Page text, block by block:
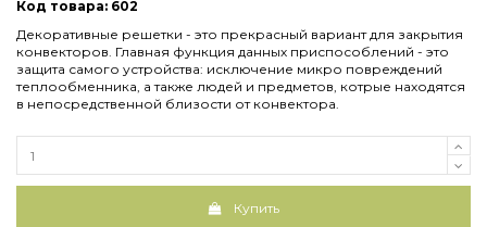
Код товара: 602
Декоративные решетки - это прекрасный вариант для закрытия
конвекторов. Главная функция данных приспособлений - это
защита самого устройства: исключение микро повреждений
теплообменника, а также людей и предметов, котрые находятся
в непосредственной близости от конвектора.
Купить